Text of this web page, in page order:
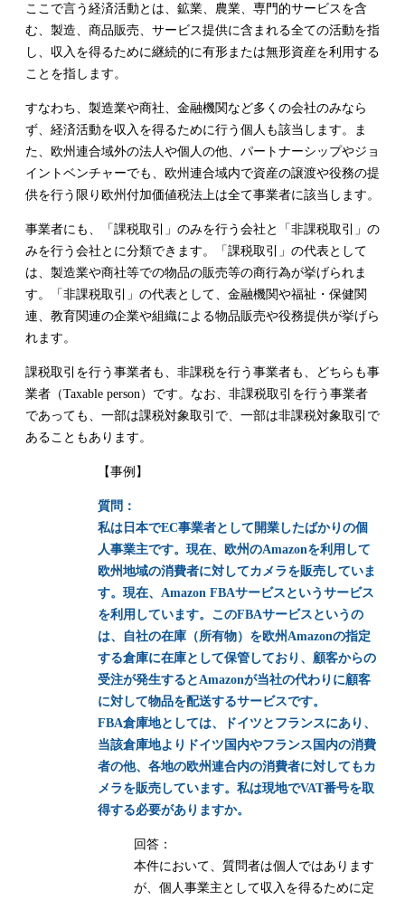
ここで言う経済活動とは、鉱業、農業、専門的サービスを含
む、製造、商品販売、サービス提供に含まれる全ての活動を指
し、収入を得るために継続的に有形または無形資産を利用する
ことを指します。
すなわち、製造業や商社、金融機関など多くの会社のみなら
ず、経済活動を収入を得るために行う個人も該当します。ま
た、欧州連合域外の法人や個人の他、パートナーシップやジョ
イントベンチャーでも、欧州連合域内で資産の譲渡や役務の提
供を行う限り欧州付加価値税法上は全て事業者に該当します。
事業者にも、「課税取引」のみを行う会社と「非課税取引」の
みを行う会社とに分類できます。「課税取引」の代表として
は、製造業や商社等での物品の販売等の商行為が挙げられま
す。「非課税取引」の代表として、金融機関や福祉・保健関
連、教育関連の企業や組織による物品販売や役務提供が挙げら
れます。
課税取引を行う事業者も、非課税を行う事業者も、どちらも事
業者（Taxable person ）です。なお、非課税取引を行う事業者
であっても、一部は課税対象取引で、一部は非課税対象取引で
あることもあります。
【事例】
質問：
私は日本でEC事業者として開業したばかりの個
人事業主です。現在、欧州のAmazonを利用して
欧州地域の消費者に対してカメラを販売していま
す。現在、Amazon FBAサービスというサービス
を利用しています。このFBAサービスというの
は、自社の在庫（所有物）を欧州Amazonの指定
する倉庫に在庫として保管しており、顧客からの
受注が発生するとAmazonが当社の代わりに顧客
に対して物品を配送するサービスです。
FBA倉庫地としては、ドイツとフランスにあり、
当該倉庫地よりドイツ国内やフランス国内の消費
者の他、各地の欧州連合内の消費者に対してもカ
メラを販売しています。私は現地でVAT番号を取
得する必要がありますか。
回答：
本件において、質問者は個人ではあります
が、個人事業主として収入を得るために定